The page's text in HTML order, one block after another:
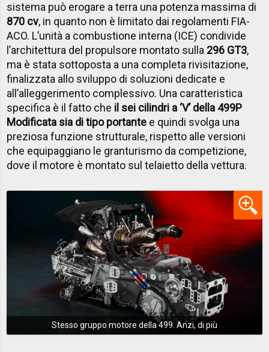
sistema può erogare a terra una potenza massima di
870 cv, in quanto non è limitato dai regolamenti FIA-
ACO. L’unità a combustione interna (ICE) condivide
l’architettura del propulsore montato sulla 296 GT3,
ma è stata sottoposta a una completa rivisitazione,
finalizzata allo sviluppo di soluzioni dedicate e
all’alleggerimento complessivo. Una caratteristica
specifica è il fatto che il sei cilindri a ‘V’ della 499P
Modificata sia di tipo portante e quindi svolga una
preziosa funzione strutturale, rispetto alle versioni
che equipaggiano le granturismo da competizione,
dove il motore è montato sul telaietto della vettura.
Stesso gruppo motore della 499. Anzi, di più